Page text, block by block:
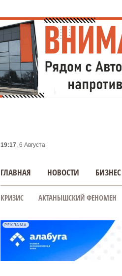
19:17, 6 Августа
ГЛАВНАЯ НОВОСТИ БИЗНЕС
КРИЗИС АКТАНЫШСКИЙ ФЕНОМЕН
РЕКЛАМА